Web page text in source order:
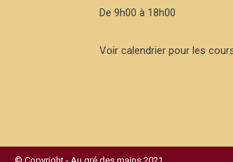
De 9h00 à 18h00
Voir calendrier pour les